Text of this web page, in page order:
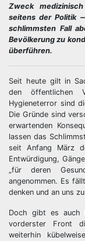
Zweck
seitens der Politik
schlimmsten Fall
Bevölkerung zu
überführen.
Seit heute gilt in
den öffentlichen
Hygieneterror sind
Die Gründe sind
erwartenden
lassen das
seit Anfang März
Entwürdigung,
„für deren
angenommen. Es
denken und an uns
Doch gibt es auch
vorderster Front
weiterhin